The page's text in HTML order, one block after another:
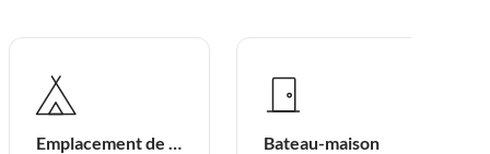
Emplacement de camping Bateau-maison